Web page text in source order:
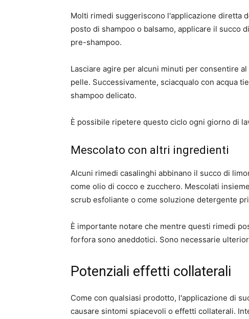
Molti rimedi suggeriscono l'applicazione diretta
posto di shampoo o balsamo, applicare il succo
pre-shampoo.
Lasciare agire per alcuni minuti per consentire
pelle. Successivamente, sciacqualo con acqua
shampoo delicato.
È possibile ripetere questo ciclo ogni giorno di
Mescolato con altri ingredienti
Alcuni rimedi casalinghi abbinano il succo di
come olio di cocco e zucchero. Mescolati
scrub esfoliante o come soluzione detergente
È importante notare che mentre questi rimedi
forfora sono aneddotici. Sono necessarie
Potenziali effetti collaterali
Come con qualsiasi prodotto, l'applicazione di
causare sintomi spiacevoli o effetti collaterali.